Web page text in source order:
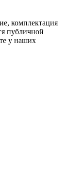
комплектация
публичной
у наших